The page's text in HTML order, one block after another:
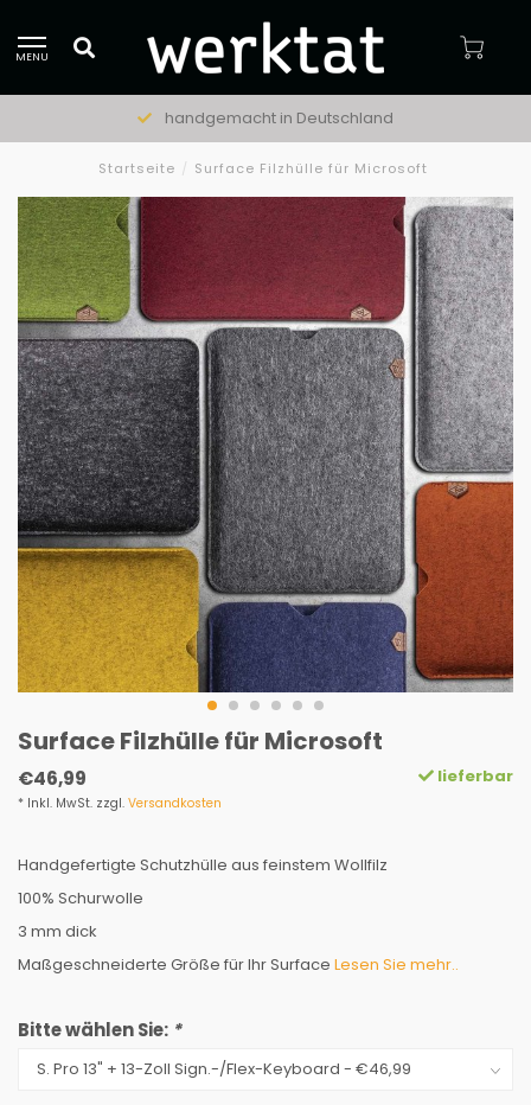
MENU
handgemacht in Deutschland
Startseite / Surface Filzhülle für Microsoft
Surface Filzhülle für Microsoft
€46,99
* Inkl. MwSt. zzgl. Versandkosten
lieferbar
Handgefertigte Schutzhülle aus feinstem Wollfilz
100% Schurwolle
3 mm dick
Maßgeschneiderte Größe für Ihr Surface Lesen Sie mehr..
Bitte wählen Sie: *